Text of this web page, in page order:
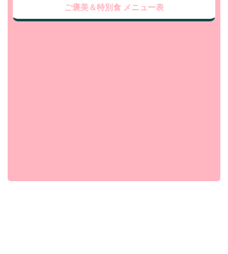
ご褒美＆特別食 メニュー表